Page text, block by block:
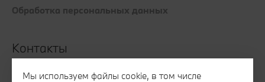
Обработка персональных данных
Контакты
Все контакты
Мы используем файлы cookie, в том числе